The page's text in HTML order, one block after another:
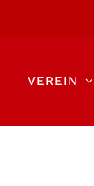
VEREIN